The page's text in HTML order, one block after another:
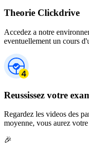
Theorie Clickdrive
Accedez a notre
eventuellement un cours
Reussissez votre
Regardez les videos des
moyenne, vous aurez
🎉